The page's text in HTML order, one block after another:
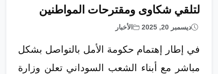
لتلقي شكاوى ومقترحات المواطنين
ديسمبر 20, 2025 الأخبار
في إطار إهتمام حكومة الأمل بالتواصل بشكل
مباشر مع أبناء الشعب السوداني تعلن وزارة